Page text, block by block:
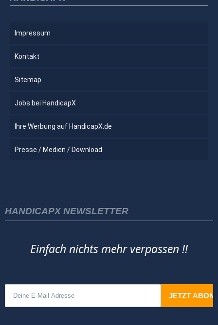
Impressum
Kontakt
Sitemap
Jobs bei HandicapX
Ihre Werbung auf HandicapX.de
Presse / Medien / Download
HANDICAPX NEWSLETTER
Einfach nichts mehr verpassen !!